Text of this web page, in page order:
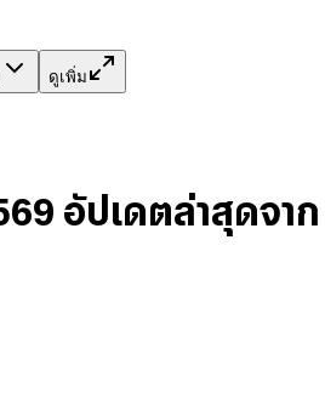
ดูเพิ่ม
อัปเดตล่าสุดจาก